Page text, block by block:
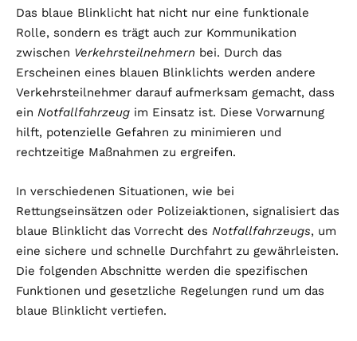
Das blaue Blinklicht hat nicht nur eine funktionale
Rolle, sondern es trägt auch zur Kommunikation
zwischen Verkehrsteilnehmern bei. Durch das
Erscheinen eines blauen Blinklichts werden andere
Verkehrsteilnehmer darauf aufmerksam gemacht, dass
ein Notfallfahrzeug im Einsatz ist. Diese Vorwarnung
hilft, potenzielle Gefahren zu minimieren und
rechtzeitige Maßnahmen zu ergreifen.
In verschiedenen Situationen, wie bei
Rettungseinsätzen oder Polizeiaktionen, signalisiert das
blaue Blinklicht das Vorrecht des Notfallfahrzeugs, um
eine sichere und schnelle Durchfahrt zu gewährleisten.
Die folgenden Abschnitte werden die spezifischen
Funktionen und gesetzliche Regelungen rund um das
blaue Blinklicht vertiefen.